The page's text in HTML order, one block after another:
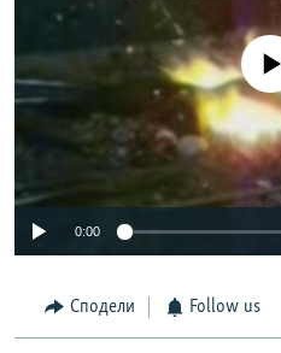
No media source
0:00
Сподели Follow us